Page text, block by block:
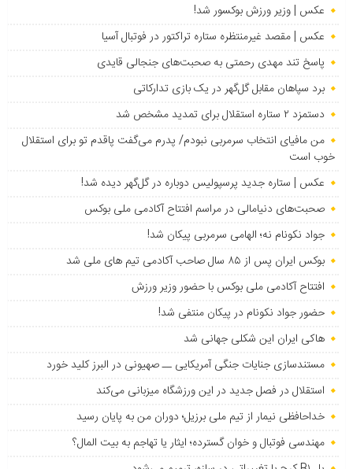
عکس | وزیر ورزش بوکسور شد!
عکس | مقصد غیرمنتظره ستاره تراکتور در فوتبال آسیا
پاسخ تند مهدی رحمتی به صحبت‌های جنجالی قایدی
برد سپاهان مقابل گل‌گهر در یک بازی تدارکاتی
دستمزد ۲ ستاره استقلال برای تمدید مشخص شد
من مافیای انتخاب سرمربی نبودم/ پدرم می‌گفت پاقدم تو برای استقلال
خوب است
عکس | ستاره جدید پرسپولیس دوباره در گل‌گهر دیده شد!
صحبت‌های دنیامالی در مراسم افتتاح آکادمی ملی بوکس
جواد نکونام نه؛ الهامی سرمربی پیکان شد!
بوکس ایران پس از ۸۵ سال صاحب آکادمی تیم های ملی شد
افتتاح آکادمی ملی بوکس با حضور وزیر ورزش
حضور جواد نکونام در پیکان منتفی شد!
هاکی ایران این شکلی جهانی شد
مستندسازی جنایات جنگی آمریکایی ــ صهیونی در البرز کلید خورد
استقلال در فصل جدید در این ورزشگاه میزبانی می‌کند
خداحافظی نیمار از تیم ملی برزیل؛ دوران من به پایان رسید
مهندسی فوتبال و خوان گسترده؛ ایثار یا تهاجم به بیت المال؟